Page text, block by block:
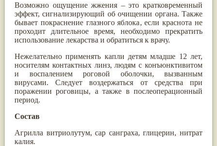
Возможно ощущение жжения – это кратковременный
эффект, сигнализирующий об очищении органа. Также
бывает покраснение глазного яблока, если краснота не
проходит длительное время, необходимо прекратить
использование лекарства и обратиться к врачу.
Нежелательно применять капли детям младше 12 лет,
носителям контактных линз, людям с конъюнктивитом
и воспалением роговой оболочки, вызванным
вирусами. Следует воздержаться от средства при
поражении роговицы, а также в послеоперационный
период.
Состав
Агрилла витриолутум, сар санграха, глицерин, нитрат
калия.